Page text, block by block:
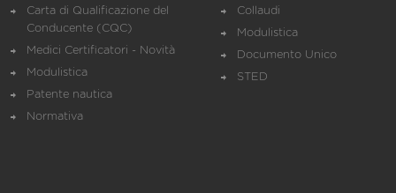
Carta di Qualificazione del
Conducente (CQC)
Medici Certificatori - Novità
Modulistica
Patente nautica
Normativa
Collaudi
Modulistica
Documento Unico
STED